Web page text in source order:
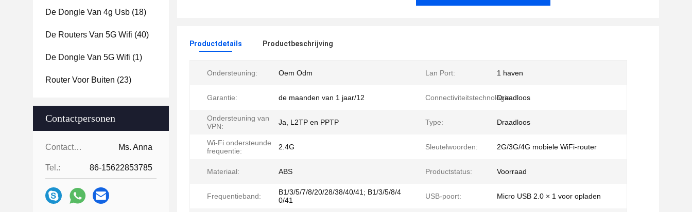
De Dongle Van 4g Usb (18)
De Routers Van 5G Wifi (40)
De Dongle Van 5G Wifi (1)
Router Voor Buiten (23)
Contactpersonen
Contactpersonen: Ms. Anna
Tel.: 86-15622853785
Productdetails Productbeschrijving
Ondersteuning: Oem Odm Lan Port: 1 haven
Garantie: de maanden van 1 jaar/12 Connectiviteitstechnologie:Draadloos
Ondersteuning van
VPN:
Ja, L2TP en PPTP Type: Draadloos
Wi-Fi ondersteunde
frequentie:
2.4G Sleutelwoorden: 2G/3G/4G mobiele WiFi-router
Materiaal: ABS Productstatus: Voorraad
Frequentieband:
B1/3/5/7/8/20/28/38/40/41; B1/3/5/8/4
0/41
USB-poort: Micro USB 2.0 × 1 voor opladen